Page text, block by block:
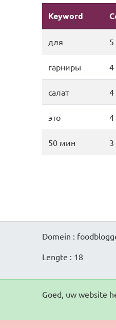
Keyword
для 5
гарниры 4
салат 4
это 4
50 мин 3
Domein :
Lengte : 18
Goed, uw website